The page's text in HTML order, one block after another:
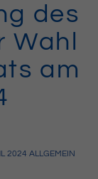
des
Wahl
am
2024 ALLGEMEIN